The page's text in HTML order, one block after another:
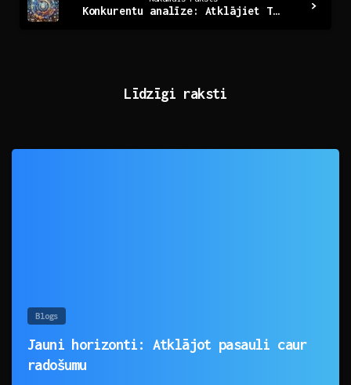
Konkurentu analīze: Atklājiet Tirgus Noslēpumus!
Līdzīgi raksti
Blogs
Jauni horizonti: Atklājot pasauli caur
radošumu